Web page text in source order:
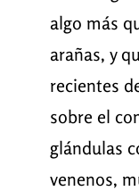
algo más
arañas, y
recientes
sobre el
glándulas
venenos,